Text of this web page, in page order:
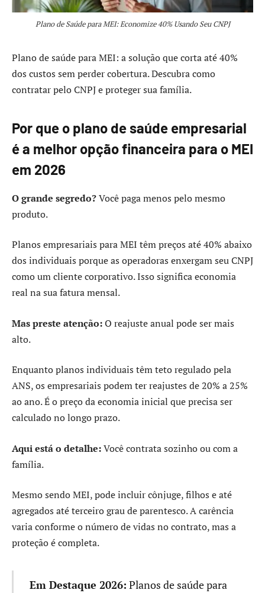
Plano de Saúde para MEI: Economize 40% Usando Seu CNPJ
Plano de saúde para MEI: a solução que corta até 40%
dos custos sem perder cobertura. Descubra como
contratar pelo CNPJ e proteger sua família.
Por que o plano de saúde empresarial
é a melhor opção financeira para o MEI
em 2026
O grande segredo?Você paga menos pelo mesmo
produto.
Planos empresariais para MEI têm preços até 40% abaixo
dos individuais porque as operadoras enxergam seu CNPJ
como um cliente corporativo. Isso significa economia
real na sua fatura mensal.
Mas preste atenção:O reajuste anual pode ser mais
alto.
Enquanto planos individuais têm teto regulado pela
ANS, os empresariais podem ter reajustes de 20% a 25%
ao ano. É o preço da economia inicial que precisa ser
calculado no longo prazo.
Aqui está o detalhe:Você contrata sozinho ou com a
família.
Mesmo sendo MEI, pode incluir cônjuge, filhos e até
agregados até terceiro grau de parentesco. A carência
varia conforme o número de vidas no contrato, mas a
proteção é completa.
Em Destaque 2026: Planos de saúde para